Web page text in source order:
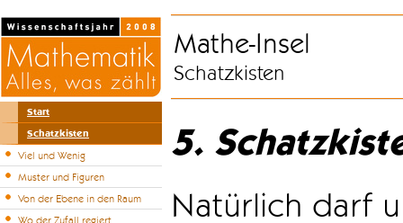
Start
Schatzkisten
Viel und Wenig
Muster und Figuren
Von der Ebene in den Raum
Wo der Zufall regiert
Mathe-Insel
Schatzkisten
5.
Natürlich darf